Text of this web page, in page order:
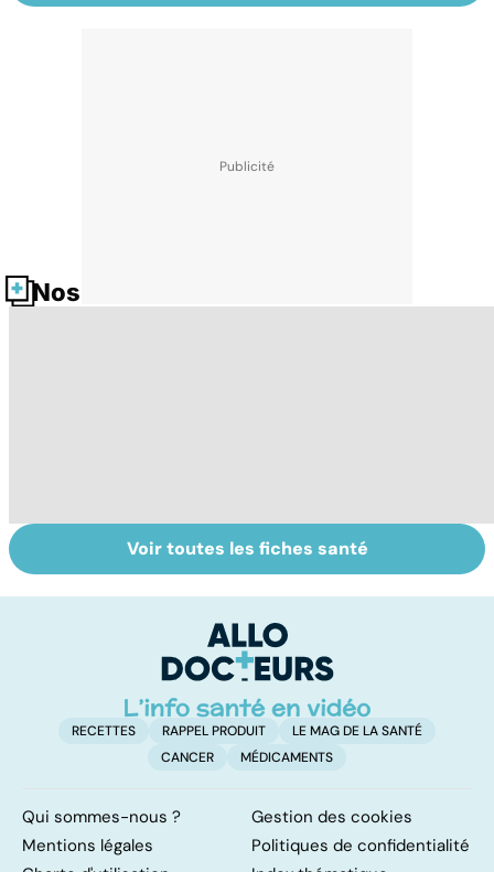
Nos fiches santé
Tout savoir sur
les infections
Inflammation des
amygdales : que
d'angine ?
Voir toutes les fiches santé
RECETTES RAPPEL PRODUIT
LE MAG DE LA SANTÉ
CANCER
MÉDICAMENTS
Qui sommes-nous ?
Gestion des cookies
Mentions légales
Politiques de confidentialité